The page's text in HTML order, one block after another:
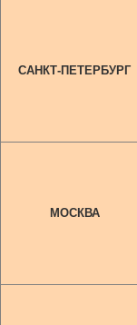
САНКТ-ПЕТЕРБУРГ
МОСКВА